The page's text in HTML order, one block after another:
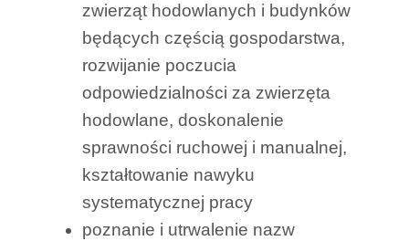
zwierząt hodowlanych i budynków
będących częścią gospodarstwa,
rozwijanie poczucia
odpowiedzialności za zwierzęta
hodowlane, doskonalenie
sprawności ruchowej i manualnej,
kształtowanie nawyku
systematycznej pracy
poznanie i utrwalenie nazw